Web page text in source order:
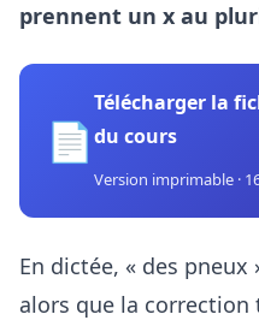
prennent un x au
📄
Télécharger la
du cours
Version imprimable ·
En dictée, « des
alors que la correction